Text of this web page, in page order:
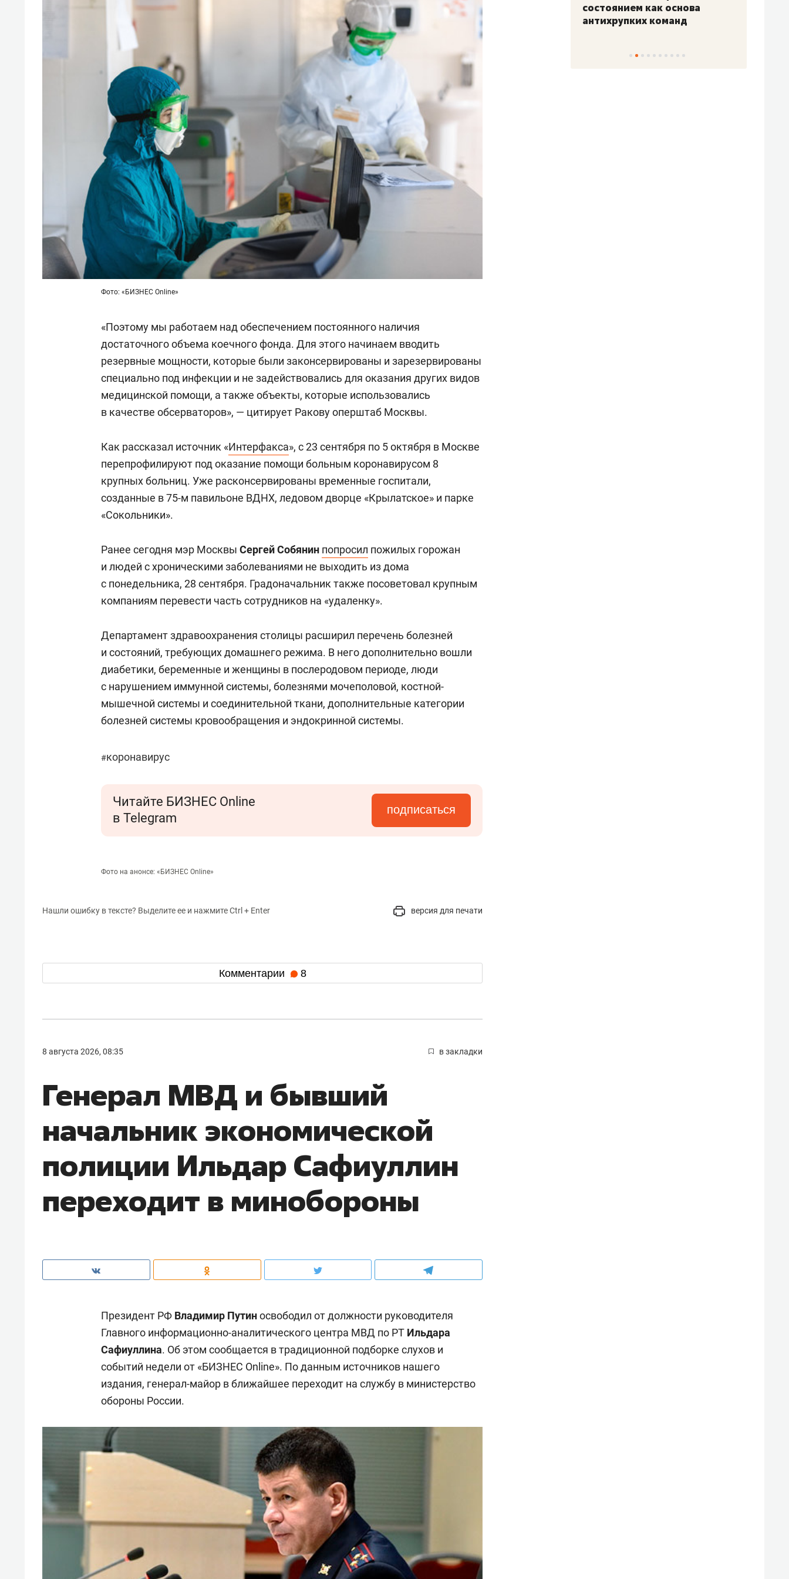
Фото: «БИЗНЕС Online»
«Поэтому мы работаем над обеспечением постоянного наличия
достаточного объема коечного фонда. Для этого начинаем вводить
резервные мощности, которые были законсервированы и зарезервированы
специально под инфекции и не задействовались для оказания других видов
медицинской помощи, а также объекты, которые использовались
в качестве обсерваторов», — цитирует Ракову оперштаб Москвы.
Как рассказал источник «Интерфакса», с 23 сентября по 5 октября в Москве
перепрофилируют под оказание помощи больным коронавирусом 8
крупных больниц. Уже расконсервированы временные госпитали,
созданные в 75-м павильоне ВДНХ, ледовом дворце «Крылатское» и парке
«Сокольники».
Ранее сегодня мэр Москвы Сергей Собянин попросил пожилых горожан
и людей с хроническими заболеваниями не выходить из дома
с понедельника, 28 сентября. Градоначальник также посоветовал крупным
компаниям перевести часть сотрудников на «удаленку».
Департамент здравоохранения столицы расширил перечень болезней
и состояний, требующих домашнего режима. В него дополнительно вошли
диабетики, беременные и женщины в послеродовом периоде, люди
с нарушением иммунной системы, болезнями мочеполовой, костной-
мышечной системы и соединительной ткани, дополнительные категории
болезней системы кровообращения и эндокринной системы.
#коронавирус
Читайте БИЗНЕС Online
в Telegram
подписаться
Фото на анонсе: «БИЗНЕС Online»
Нашли ошибку в тексте? Выделите ее и нажмите Ctrl + Enter версия для печати
Комментарии 8
8 августа 2026, 08:35 в закладки
Генерал МВД и бывший
начальник экономической
полиции Ильдар Сафиуллин
переходит в минобороны
Президент РФ Владимир Путиносвободил от должности руководителя
Главного информационно-аналитического центра МВД по РТ Ильдара
Сафиуллина. Об этом сообщается в традиционной подборке слухов и
событий недели от «БИЗНЕС Online». По данным источников нашего
издания, генерал-майор в ближайшее переходит на службу в министерство
обороны России.
состоянием как основа
антихрупких команд
«Гонка Героев»